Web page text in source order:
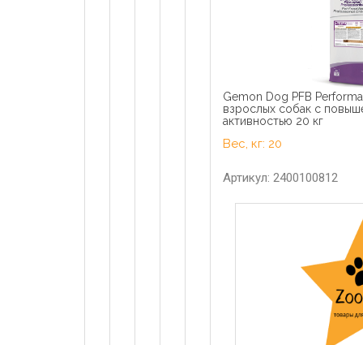
Gemon Dog PFB
взрослых собак с
активностью 20 кг
Вес, кг: 20
Артикул: 2400100812